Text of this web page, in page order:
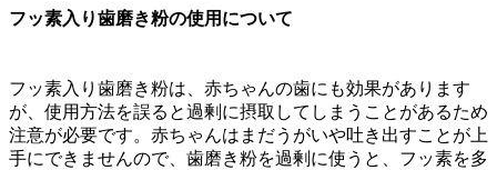
フッ素入り歯磨き粉の使用について
フッ素入り歯磨き粉は、赤ちゃんの歯にも効果があります
が、使用方法を誤ると過剰に摂取してしまうことがあるため
注意が必要です。赤ちゃんはまだうがいや吐き出すことが上
手にできませんので、歯磨き粉を過剰に使うと、フッ素を多